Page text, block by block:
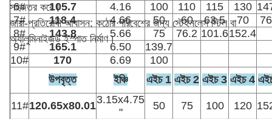
সহজতর করে।
জারা-প্রতিরোধী আবাসন: কঠোর পরিবেশের জন্য স্টেইনলেস স্টিল বা
অ্যালুমিনাইজড ইস্পাত নির্মাণ।
6#
105.7 4.16 100 110 115 130
7#
118.4 4.66 50 60 63.5 70
8#
143.8 5.66 75 76.2 101.6152.4
9#
165.1 6.50
139.7
10#
170 6.69
100
উপবৃত্ত
ইঞ্চি এইচ 1 এইচ 2 এইচ 3 এইচ 4
11#120.65x80.013.15x4.75
"
50 75 100 120